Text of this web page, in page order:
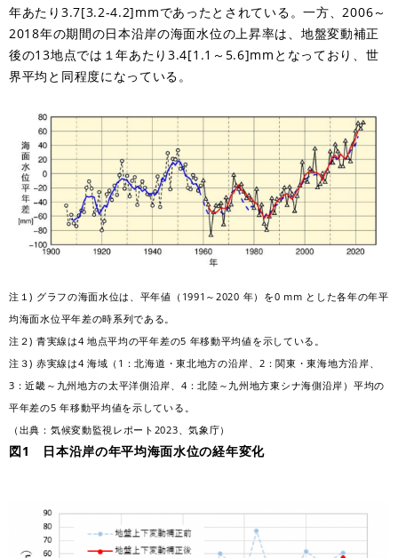
年あたり3.7[3.2-4.2]mmであったとされている。一方、2006～
2018年の期間の日本沿岸の海面水位の上昇率は、地盤変動補正
後の13地点では１年あたり3.4[1.1～5.6]mmとなっており、世
界平均と同程度になっている。
注１) グラフの海面水位は、平年値（1991～2020 年）を0 mm とした各年の年平
均海面水位平年差の時系列である。
注２) 青実線は4 地点平均の平年差の5 年移動平均値を示している。
注３) 赤実線は4 海域（1：北海道・東北地方の沿岸、2：関東・東海地方沿岸、
3：近畿～九州地方の太平洋側沿岸、4：北陸～九州地方東シナ海側沿岸）平均の
平年差の5 年移動平均値を示している。
（出典：気候変動監視レポート2023、気象庁）
図1 日本沿岸の年平均海面水位の経年変化